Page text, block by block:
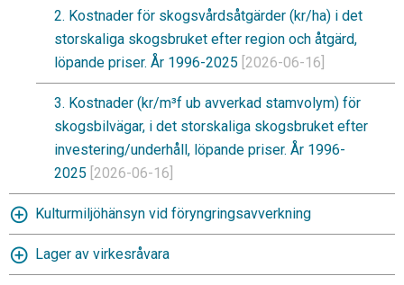
2. Kostnader för skogsvårdsåtgärder (kr/ha) i det
storskaliga skogsbruket efter region och åtgärd,
löpande priser. År 1996-2025 [2026-06-16]
3. Kostnader (kr/m³f ub avverkad stamvolym) för
skogsbilvägar, i det storskaliga skogsbruket efter
investering/underhåll, löpande priser. År 1996-
2025 [2026-06-16]
Kulturmiljöhänsyn vid föryngringsavverkning
Lager av virkesråvara